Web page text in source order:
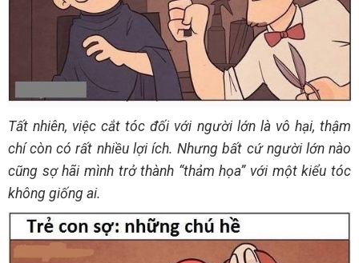
Tất nhiên, việc cắt tóc đối với người lớn là vô hại, thậm
chí còn có rất nhiều lợi ích. Nhưng bất cứ người lớn nào
cũng sợ hãi mình trở thành “thảm họa” với một kiểu tóc
không giống ai.